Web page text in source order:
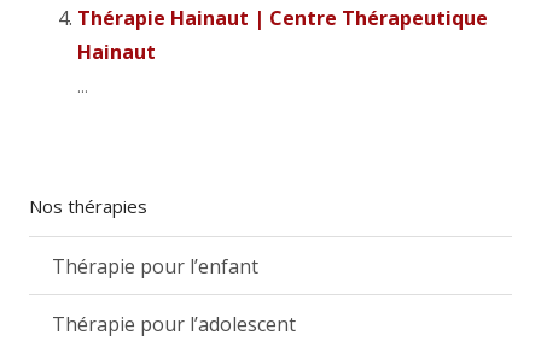
Thérapie Hainaut | Centre Thérapeutique
Hainaut
...
Nos thérapies
Thérapie pour l’enfant
Thérapie pour l’adolescent